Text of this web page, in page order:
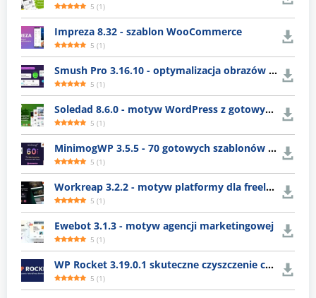
5 (1)
Impreza 8.32 - szablon WooCommerce
5 (1)
Smush Pro 3.16.10 - optymalizacja obrazów WordPress
5 (1)
Soledad 8.6.0 - motyw WordPress z gotowymi układami
5 (1)
MinimogWP 3.5.5 - 70 gotowych szablonów e-commerce
5 (1)
Workreap 3.2.2 - motyw platformy dla freelancerów
5 (1)
Ewebot 3.1.3 - motyw agencji marketingowej
5 (1)
WP Rocket 3.19.0.1 skuteczne czyszczenie cache WordPress
5 (1)